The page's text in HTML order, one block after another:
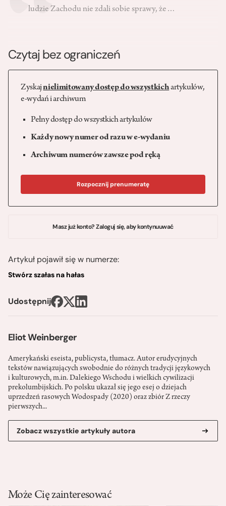
Eliot Weinberger
Amerykański eseista, publicysta, tłumacz. Autor erudycyjnych
tekstów nawiązujących swobodnie do różnych tradycji językowych
i kulturowych, m.in. Dalekiego Wschodu i wielkich cywilizacji
prekolumbijskich. Po polsku ukazał się jego esej o dziejach
uprzedzeń rasowych Wodospady (2020) oraz zbiór Z rzeczy
pierwszych...
Zobacz wszystkie artykuły autora
ludzie Zachodu nie zdali sobie sprawy, że…
Czytaj bez ograniczeń
Zyskajnielimitowany dostęp do wszystkichartykułów,
e-wydań i archiwum
Pełny dostęp do wszystkich artykułów
Każdy nowy numer od razu w e-wydaniu
Archiwum numerów zawsze pod ręką
Rozpocznij prenumeratę
Masz już konto? Zaloguj się, aby kontynuuwać
Artykuł pojawił się w numerze:
Stwórz szałas na hałas
Udostępnij
Może Cię zainteresować